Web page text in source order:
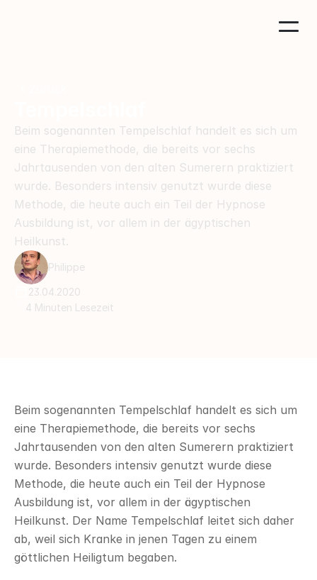
Beim sogenannten Tempelschlaf handelt es sich um
eine Therapiemethode, die bereits vor sechs
Jahrtausenden von den alten Sumerern praktiziert
wurde. Besonders intensiv genutzt wurde diese
Methode, die heute auch ein Teil der Hypnose
Ausbildung ist, vor allem in der ägyptischen
Heilkunst.
Philippe
23.04.2020
4 Minuten Lesezeit
Beim sogenannten Tempelschlaf handelt es sich um
eine Therapiemethode, die bereits vor sechs
Jahrtausenden von den alten Sumerern praktiziert
wurde. Besonders intensiv genutzt wurde diese
Methode, die heute auch ein Teil der Hypnose
Ausbildung ist, vor allem in der ägyptischen
Heilkunst. Der Name Tempelschlaf leitet sich daher
ab, weil sich Kranke in jenen Tagen zu einem
göttlichen Heiligtum begaben.